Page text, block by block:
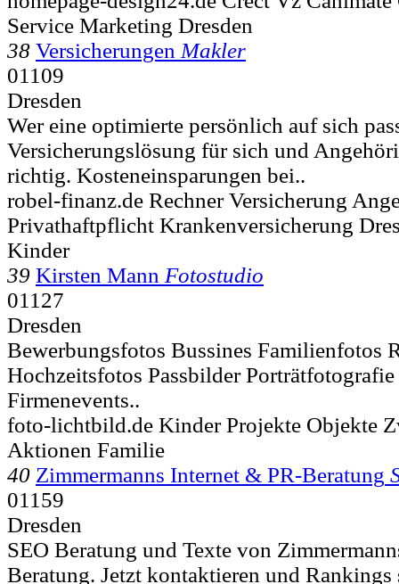
Service Marketing Dresden
38 Versicherungen Makler
01109
Dresden
Wer eine optimierte persönlich auf sich
Versicherungslösung für sich und
richtig. Kosteneinsparungen bei..
robel-finanz.de Rechner Versicherung
Privathaftpflicht Krankenversicherung
Kinder
39 Kirsten Mann Fotostudio
01127
Dresden
Bewerbungsfotos Bussines Familienfotos
Hochzeitsfotos Passbilder
Firmenevents..
foto-lichtbild.de Kinder Projekte Objekte
Aktionen Familie
40 Zimmermanns Internet & PR-Beratung
01159
Dresden
SEO Beratung und Texte von
Beratung. Jetzt kontaktieren und Rankings